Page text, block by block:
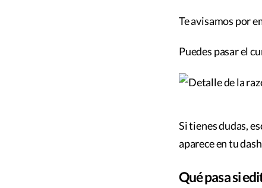
Te avisamos por
Puedes pasar el
Si tienes dudas,
aparece en tu
Qué pasa si